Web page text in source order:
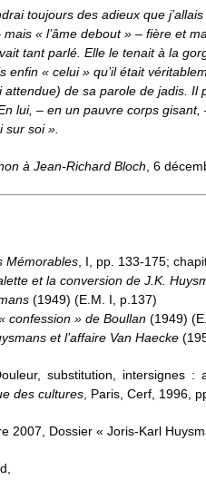
toujours des adieux que
« l’âme debout » – fière et
tant parlé. Elle le tenait à la
enfin « celui » qu’il était
attendue) de sa parole de jadis.
lui, – en un pauvre corps
sur soi ».
à Jean-Richard Bloch , 6
Mémorables , I, pp. 133-175;
et la conversion de J.K.
(1949) (E.M. I, p.137)
confession » de Boullan (1949)
et l’affaire Van Haecke
substitution, intersignes
des cultures , Paris, Cerf, 1996,
2007, Dossier « Joris-Karl